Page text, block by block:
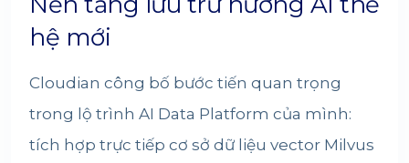
hệ mới
Cloudian công bố bước tiến quan trọng
trong lộ trình AI Data Platform của mình:
tích hợp trực tiếp cơ sở dữ liệu vector Milvus